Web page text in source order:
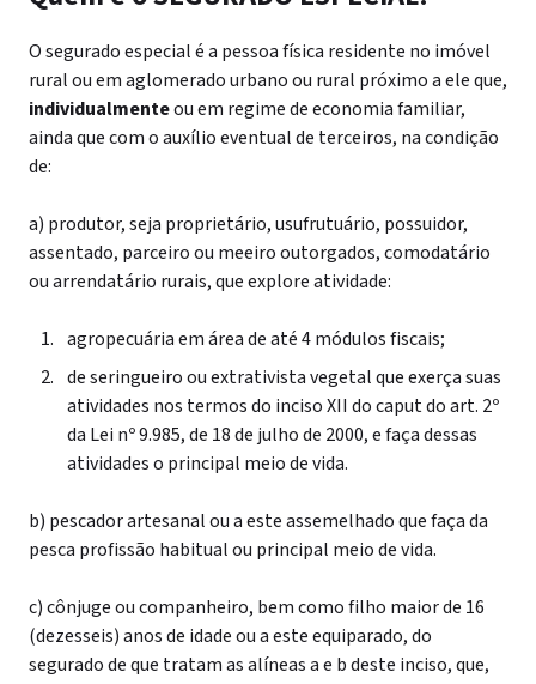
O segurado especial é a pessoa física residente no imóvel
rural ou em aglomerado urbano ou rural próximo a ele que,
individualmenteou em regime de economia familiar,
ainda que com o auxílio eventual de terceiros, na condição
de:
a) produtor, seja proprietário, usufrutuário, possuidor,
assentado, parceiro ou meeiro outorgados, comodatário
ou arrendatário rurais, que explore atividade:
agropecuária em área de até 4 módulos fiscais;
de seringueiro ou extrativista vegetal que exerça suas
atividades nos termos do inciso XII do caput do art. 2º
da Lei nº 9.985, de 18 de julho de 2000, e faça dessas
atividades o principal meio de vida.
b) pescador artesanal ou a este assemelhado que faça da
pesca profissão habitual ou principal meio de vida.
c) cônjuge ou companheiro, bem como filho maior de 16
(dezesseis) anos de idade ou a este equiparado, do
segurado de que tratam as alíneas a e b deste inciso, que,